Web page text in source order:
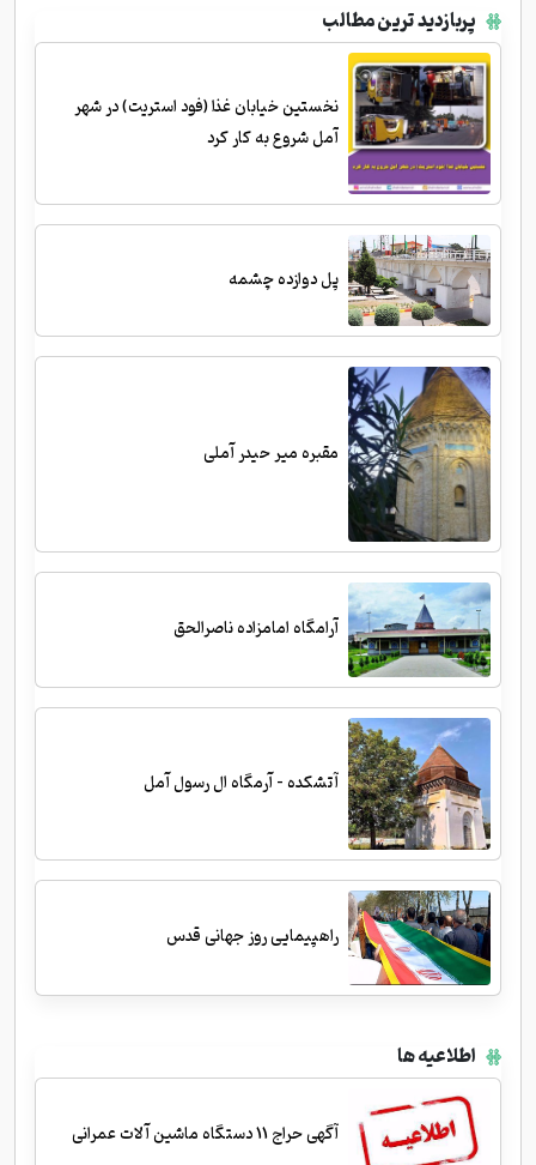
پربازدید ترین مطالب
نخستین خیابان غذا (فود استریت) در شهر
آمل شروع به کار کرد
پل دوازده چشمه
مقبره میر حیدر آملی
آرامگاه امامزاده ناصرالحق
آتشکده - آرمگاه ال رسول آمل
راهپیمایی روز جهانی قدس
اطلاعیه ها
آگهی حراج 11 دستگاه ماشین آلات عمرانی